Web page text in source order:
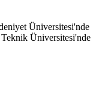
Üniversitesi'nde
Üniversitesi'nde